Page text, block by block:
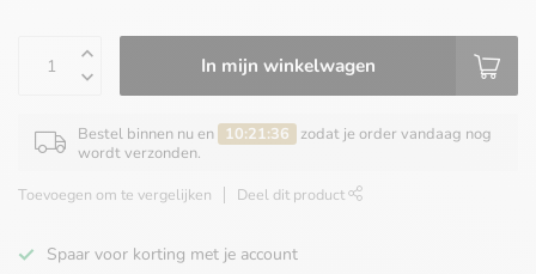
In mijn winkelwagen
Bestel binnen nu en 10:21:36
zodat je order vandaag nog
wordt verzonden.
Toevoegen om te vergelijken Deel dit product
Spaar voor korting met je account